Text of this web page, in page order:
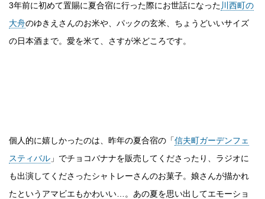
3年前に初めて置賜に夏合宿に行った際にお世話になった 川西町の
大舟のゆきえさんのお米や、パックの玄米、ちょうどいいサイズ
の日本酒まで。愛を米て、さすが米どころです。
個人的に嬉しかったのは、昨年の夏合宿の「信夫町ガーデンフェ
スティバル 」でチョコバナナを販売してくださったり、ラジオに
も出演してくださったシャトレーさんのお菓子。娘さんが描かれ
たというアマビエもかわいい…。あの夏を思い出してエモーショ